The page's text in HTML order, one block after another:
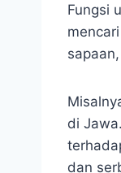
Fungsi
di
dan